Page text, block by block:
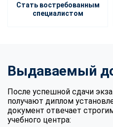
Стать востребованным
специалистом
Выдаваемый
После успешной сдачи
получают диплом
документ отвечает
учебного центра: